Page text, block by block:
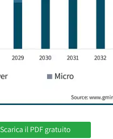
Scarica il PDF gratuito